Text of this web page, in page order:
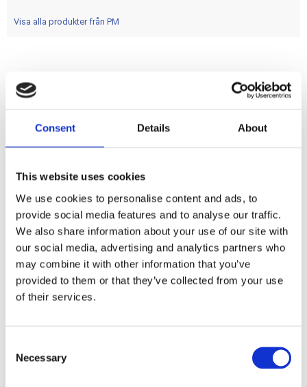
Consent Details About
This website uses cookies
We use cookies to personalise content and ads, to
provide social media features and to analyse our traffic.
We also share information about your use of our site with
our social media, advertising and analytics partners who
may combine it with other information that you’ve
provided to them or that they’ve collected from your use
of their services.
Necessary
Visa alla produkter från PM
FORGED; CHROME; FRONT
Dela med dig
F
e
o
o
k
Omdömen
Du